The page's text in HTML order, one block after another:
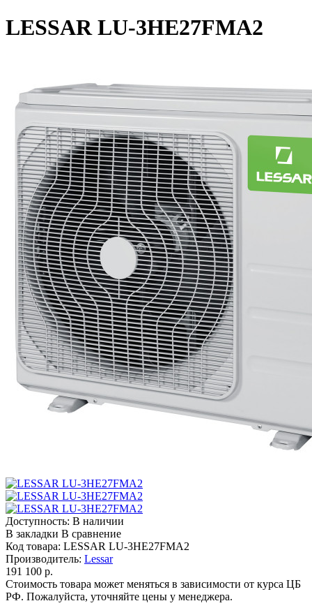
LESSAR LU-3HE27FMA2
Доступность: В наличии
В закладки В сравнение
Код товара: LESSAR LU-3HE27FMA2
Производитель: Lessar
191 100 р.
Стоимость товара может меняться в зависимости от курса ЦБ
РФ. Пожалуйста, уточняйте цены у менеджера.